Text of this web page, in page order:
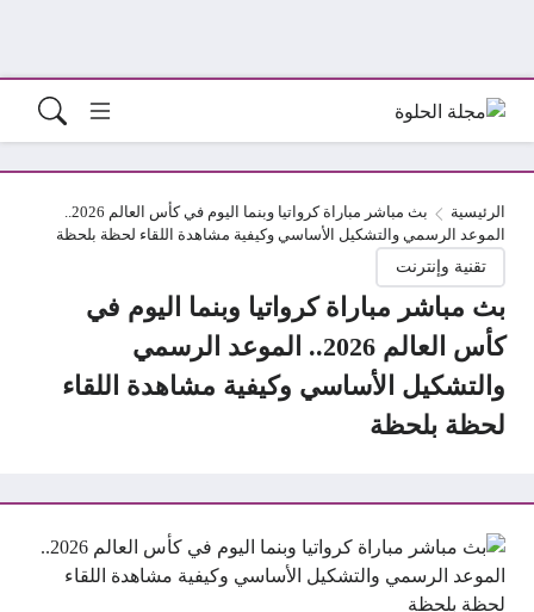
الرئيسية
بث مباشر مباراة كرواتيا وبنما اليوم في كأس العالم 2026..
الموعد الرسمي والتشكيل الأساسي وكيفية مشاهدة اللقاء لحظة بلحظة
تقنية وإنترنت
بث مباشر مباراة كرواتيا وبنما اليوم في
كأس العالم 2026.. الموعد الرسمي
والتشكيل الأساسي وكيفية مشاهدة اللقاء
لحظة بلحظة